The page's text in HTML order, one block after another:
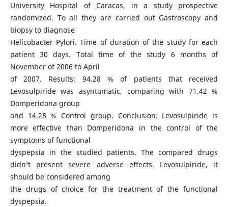
University Hospital of Caracas, in a study prospective
randomized. To all they are carried out Gastroscopy and
biopsy to diagnose
Helicobacter Pylori. Time of duration of the study for each
patient 30 days. Total time of the study 6 months of
November of 2006 to April
of 2007. Results: 94.28 % of patients that received
Levosulpiride was asyntomatic, comparing with 71.42 %
Domperidona group
and 14.28 % Control group. Conclusion: Levosulpiride is
more effective than Domperidona in the control of the
symptoms of functional
dyspepsia in the studied patients. The compared drugs
didn’t present severe adverse effects. Levosulpiride, it
should be considered among
the drugs of choice for the treatment of the functional
dyspepsia.